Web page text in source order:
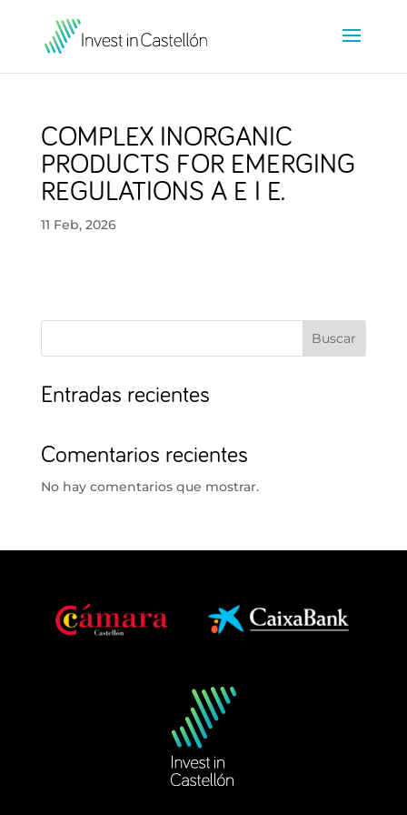
COMPLEX INORGANIC
PRODUCTS FOR EMERGING
REGULATIONS A E I E.
11 Feb, 2026
Buscar
Entradas recientes
Comentarios recientes
No hay comentarios que mostrar.